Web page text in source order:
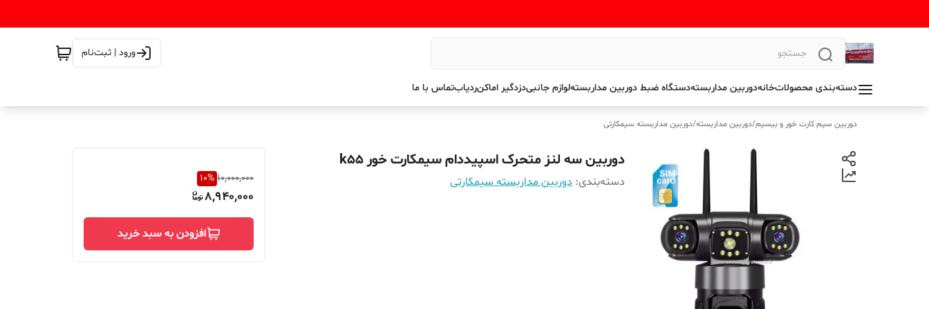
ورود | ثبت‌نام
دسته‌بندی محصولاتخانهدوربین مداربستهدستگاه ضبط دوربین مداربستهلوازم جانبیدزدگیر اماکنردیابتماس با ما
دوربین سیم کارت خور و بیسیم/دوربین مداربسته/دوربین مداربسته سیمکارتی
دوربین سه لنز متحرک اسپیددام سیمکارت خور k55
دسته‌بندی: دوربین مداربسته سیمکارتی 10,000,000
10%
8,940,000
افزودن به سبد خرید